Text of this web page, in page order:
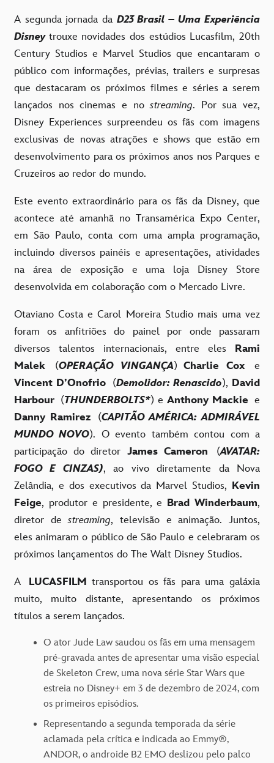
A segunda jornada da D23 Brasil – Uma Experiência
Disney trouxe novidades dos estúdios Lucasfilm, 20th
Century Studios e Marvel Studios que encantaram o
público com informações, prévias, trailers e surpresas
que destacaram os próximos filmes e sériesa serem
lançados nos cinemas e nostreaming. Por sua vez,
Disney Experiences surpreendeu os fãs com imagens
exclusivas de novas atrações e shows que estão em
desenvolvimento para os próximos anos nos Parques e
Cruzeiros ao redor do mundo.
Este evento extraordinário para os fãs da Disney, que
acontece até amanhã no Transamérica Expo Center,
em São Paulo, conta com uma ampla programação,
incluindo diversos painéis e apresentações, atividades
na área de exposição e uma loja Disney Store
desenvolvida em colaboração com o Mercado Livre.
Otaviano Costa e Carol Moreira Studio mais uma vez
foram os anfitriões do painel por onde passaram
diversos talentos internacionais, entre eles Rami
Malek (OPERAÇÃO VINGANÇA) Charlie Cox e
Vincent D’Onofrio (Demolidor: Renascido), David
Harbour (THUNDERBOLTS*) e Anthony Mackie e
Danny Ramirez(CAPITÃO AMÉRICA: ADMIRÁVEL
MUNDO NOVO). O evento também contou com a
participação do diretor James Cameron (AVATAR:
FOGO E CINZAS), ao vivodiretamente da Nova
Zelândia, e dos executivos da Marvel Studios, Kevin
Feige, produtor e presidente, e Brad Winderbaum,
diretor destreaming,televisão e animação.Juntos,
eles animaram o público de São Paulo e celebraram os
próximos lançamentos do The Walt Disney Studios.
A LUCASFILM transportou os fãs para uma galáxia
muito, muito distante, apresentando os próximos
títulos a serem lançados.
O ator Jude Law saudou os fãs em uma mensagem
pré-gravada antes de apresentar uma visão especial
de Skeleton Crew, uma nova série Star Wars que
estreia no Disney+ em 3 de dezembro de 2024, com
os primeiros episódios.
Representando a segunda temporada da série
aclamada pela crítica e indicada ao Emmy®,
ANDOR, o androide B2 EMO deslizou pelo palco